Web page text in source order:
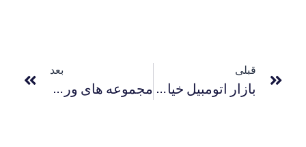
قبلی
بازار اتومبیل خیابان آندرونیکاشویلی
بعد
مجموعه های ورزشی زوگدیدی و آخالتسیخه